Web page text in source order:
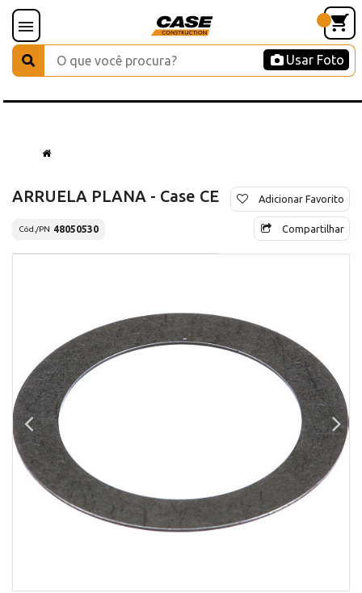
Usar Foto
ARRUELA PLANA - Case CE
Cód./PN 48050530
Adicionar Favorito
Compartilhar